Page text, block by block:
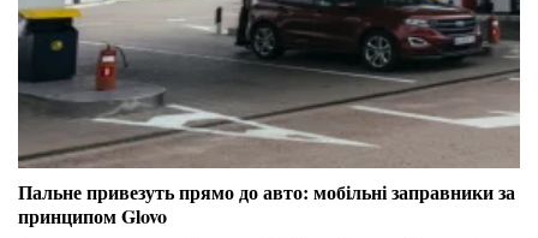
Пальне привезуть прямо до авто: мобільні заправники за
принципом Glovo